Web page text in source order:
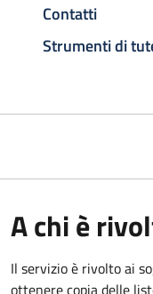
Contatti
Strumenti di
A chi è
Il servizio è rivolto ai
ottenere copia delle